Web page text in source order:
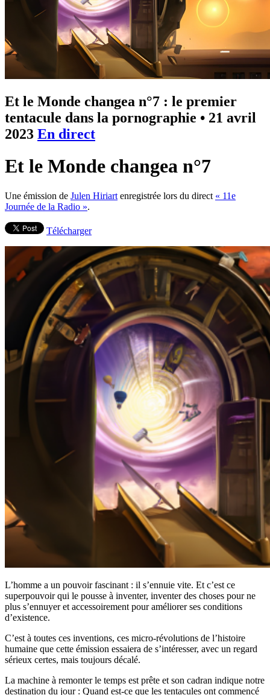
Et le Monde changea n°7 : le premier
tentacule dans la pornographie • 21 avril
2023 En direct
Et le Monde changea n°7
Une émission de Julen Hiriart enregistrée lors du direct « 11e
Journée de la Radio ».
Télécharger
L’homme a un pouvoir fascinant : il s’ennuie vite. Et c’est ce
superpouvoir qui le pousse à inventer, inventer des choses pour ne
plus s’ennuyer et accessoirement pour améliorer ses conditions
d’existence.
C’est à toutes ces inventions, ces micro-révolutions de l’histoire
humaine que cette émission essaiera de s’intéresser, avec un regard
sérieux certes, mais toujours décalé.
La machine à remonter le temps est prête et son cadran indique notre
destination du jour : Quand est-ce que les tentacules ont commencé